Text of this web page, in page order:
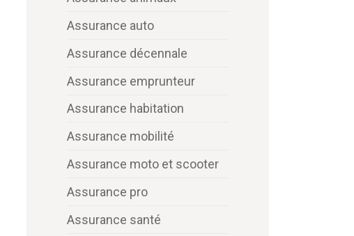
Assurance auto
Assurance décennale
Assurance emprunteur
Assurance habitation
Assurance mobilité
Assurance moto et scooter
Assurance pro
Assurance santé